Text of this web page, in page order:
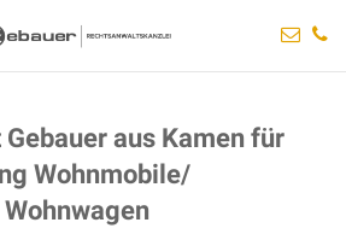
aus Kamen für
Wohnmobile/